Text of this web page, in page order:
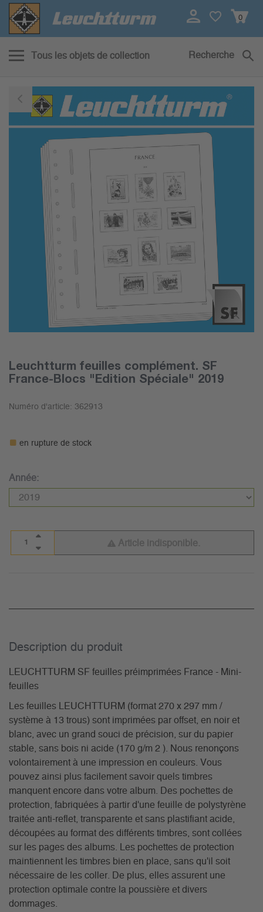
0
Tous les objets de collection Recherche
Leuchtturm feuilles complément. SF
France-Blocs "Edition Spéciale" 2019
Numéro d'article: 362913
en rupture de stock
Année:
Article indisponible.
Description du­ produit
LEUCHTTURM SF feuilles préimprimées France - Mini-
feuilles
Les feuilles LEUCHTTURM (format 270 x 297 mm /
système à 13 trous) sont imprimées par offset, en noir et
blanc, avec un grand souci de précision, sur du papier
stable, sans bois ni acide (170 g/m 2 ). Nous renonçons
volontairement à une impression en couleurs. Vous
pouvez ainsi plus facilement savoir quels timbres
manquent encore dans votre album. Des pochettes de
protection, fabriquées à partir d'une feuille de polystyrène
traitée anti-reflet, transparente et sans plastifiant acide,
découpées au format des différents timbres, sont collées
sur les pages des albums. Les pochettes de protection
maintiennent les timbres bien en place, sans qu'il soit
nécessaire de les coller. De plus, elles assurent une
protection optimale contre la poussière et divers
dommages.